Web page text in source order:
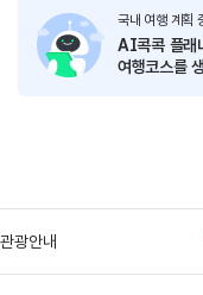
국내 여행 계획
AI콕콕 플래
여행코스를
관광안내